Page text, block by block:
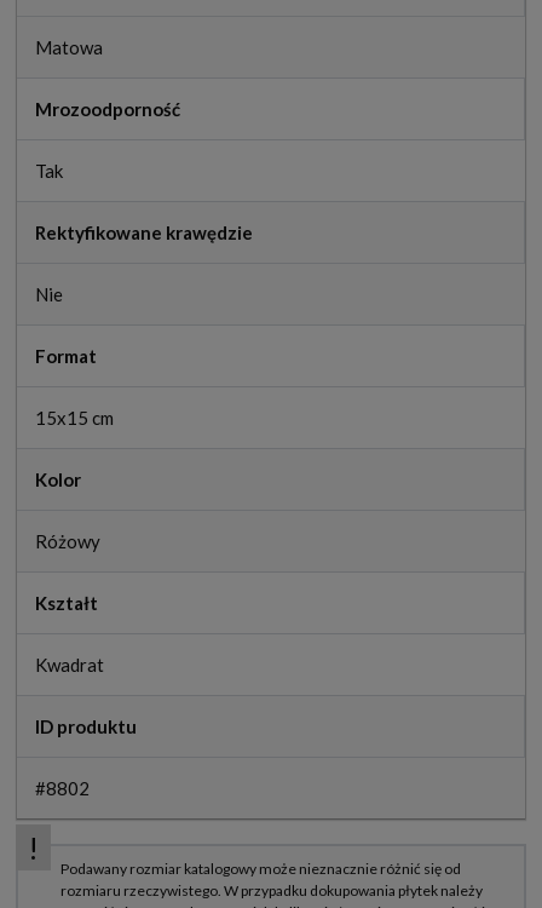
Matowa
Mrozoodporność
Tak
Rektyfikowane krawędzie
Nie
Format
15x15 cm
Kolor
Różowy
Kształt
Kwadrat
ID produktu
#8802